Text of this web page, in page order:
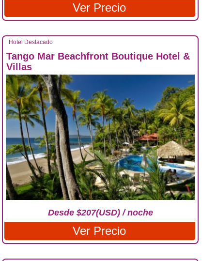
Ver Precio
Hotel Destacado
Tango Mar Beachfront Boutique Hotel &
Villas
Desde $207(USD) / noche
Ver Precio